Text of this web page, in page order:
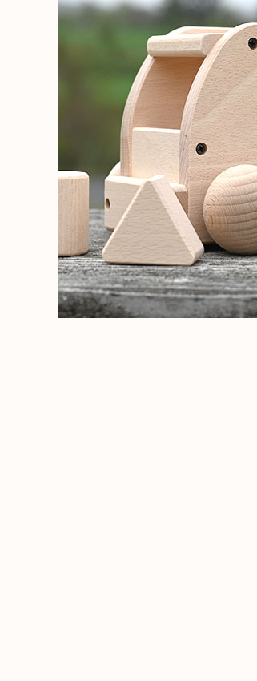
名入れ対応 木のおもちゃ
保育園・幼稚園向けおもちゃ
知育玩具
すべてのおもちゃ
ブランド一覧